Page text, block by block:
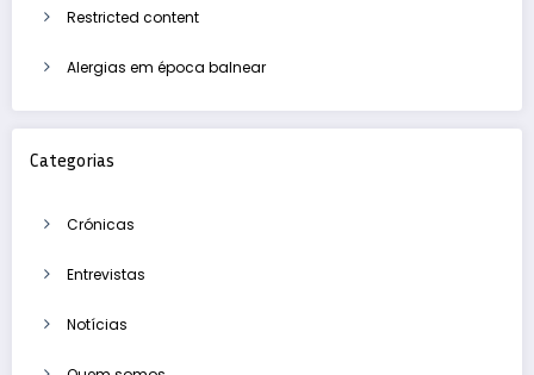
Restricted content
Alergias em época balnear
Categorias
Crónicas
Entrevistas
Notícias